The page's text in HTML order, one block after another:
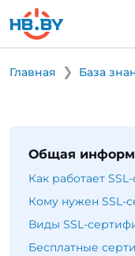
Главная База
Общая
Как работает
Кому нужен SSL-
Виды SSL-
Бесплатные